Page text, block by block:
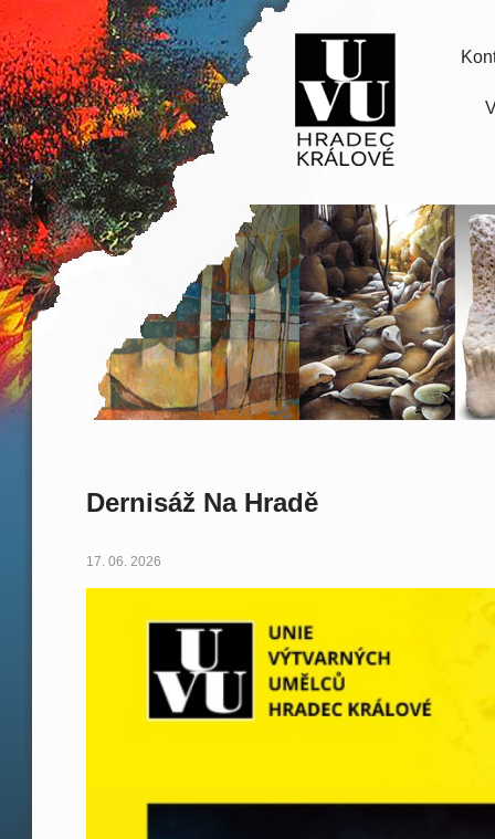
Dernisáž Na Hradě
17. 06. 2026